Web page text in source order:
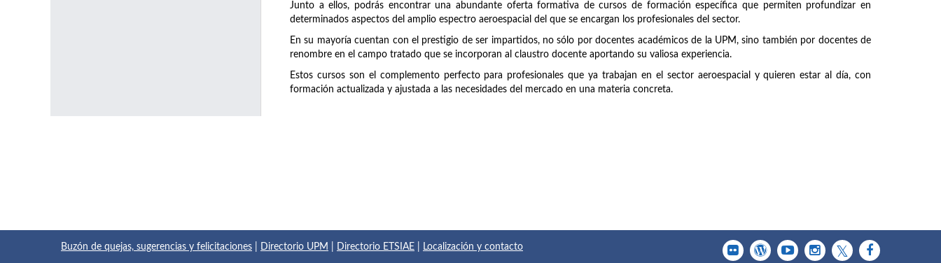
Junto a ellos, podrás encontrar una abundante oferta formativa de cursos de formación específica que permiten profundizar en
determinados aspectos del amplio espectro aeroespacial del que se encargan los profesionales del sector.
En su mayoría cuentan con el prestigio de ser impartidos, no sólo por docentes académicos de la UPM, sino también por docentes de
renombre en el campo tratado que se incorporan al claustro docente aportando su valiosa experiencia.
Estos cursos son el complemento perfecto para profesionales que ya trabajan en el sector aeroespacial y quieren estar al día, con
formación actualizada y ajustada a las necesidades del mercado en una materia concreta.
Buzón de quejas, sugerencias y felicitaciones Directorio UPM Directorio ETSIAE Localización y contacto